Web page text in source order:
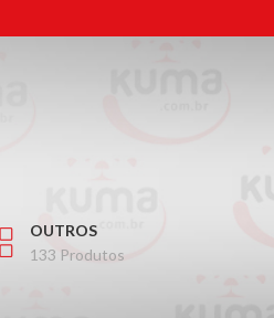
OUTROS
133 Produtos